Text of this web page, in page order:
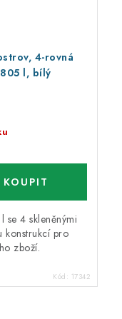
4-rovná
l, bílý
se 4 skleněnými
konstrukcí pro
zboží.
Kód: 17342